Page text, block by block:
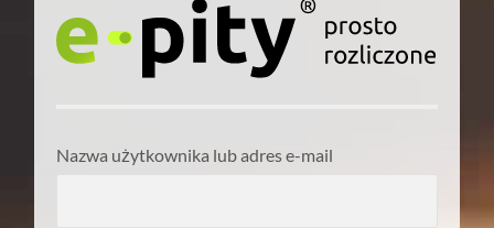
Nazwa użytkownika lub adres e-mail